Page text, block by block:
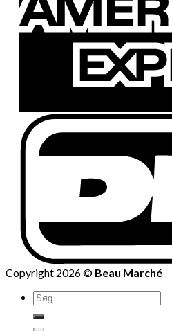
Copyright 2026 © Beau Marché
Søg
efter: